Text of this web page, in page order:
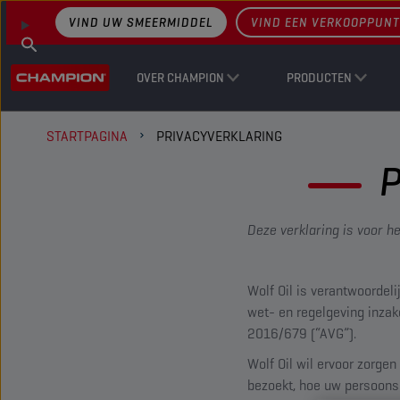
OVER CHAMPION PRODUCTEN
VIND UW SMEERMIDDEL VIND EEN VERKOOPPUNT
STARTPAGINA PRIVACYVERKLARING
Deze verklaring is voor
Wolf Oil is
wet- en regelgeving
2016/679 (“AVG”).
Wolf Oil wil ervoor
bezoekt, hoe uw